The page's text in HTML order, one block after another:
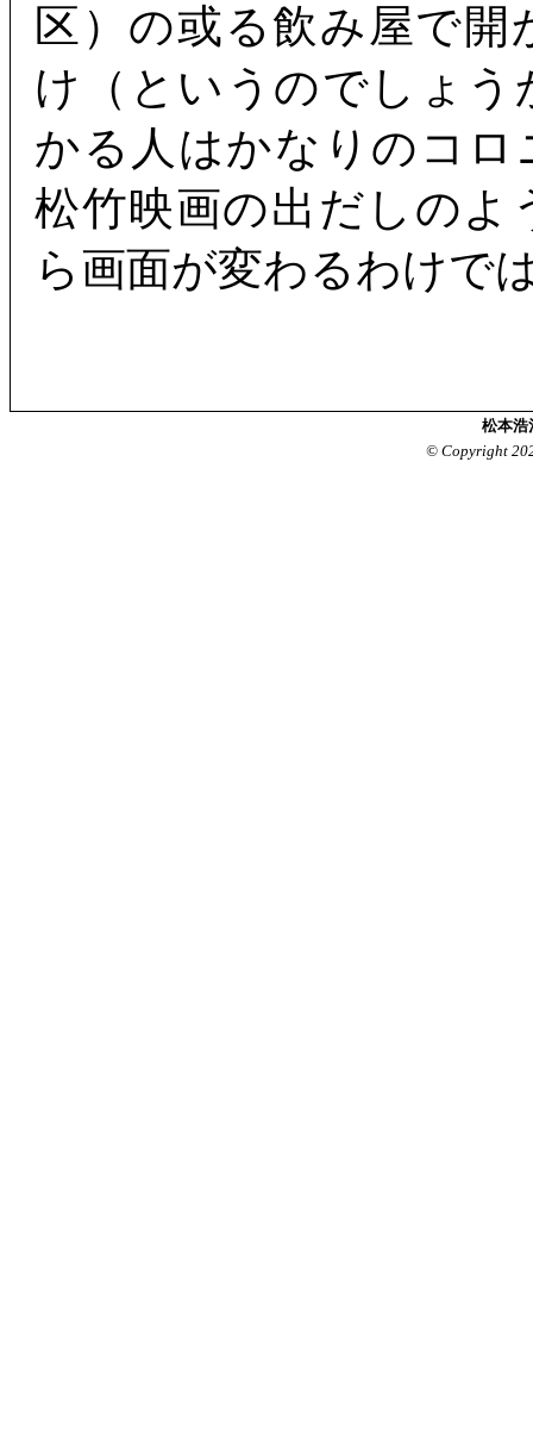
区）の或る飲み屋で
け（というのでしょ
かる人はかなりのコロ
松竹映画の出だしのよ
ら画面が変わるわけで
松本
© Copyright